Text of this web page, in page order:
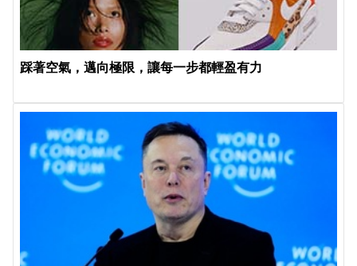
踩著空氣，邁向極限，讓每一步都輕盈有力